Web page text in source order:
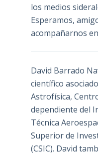
los medios
Esperamos,
acompañarnos
David Barrado
científico
Astrofísica,
dependiente del
Técnica
Superior de
(CSIC). David